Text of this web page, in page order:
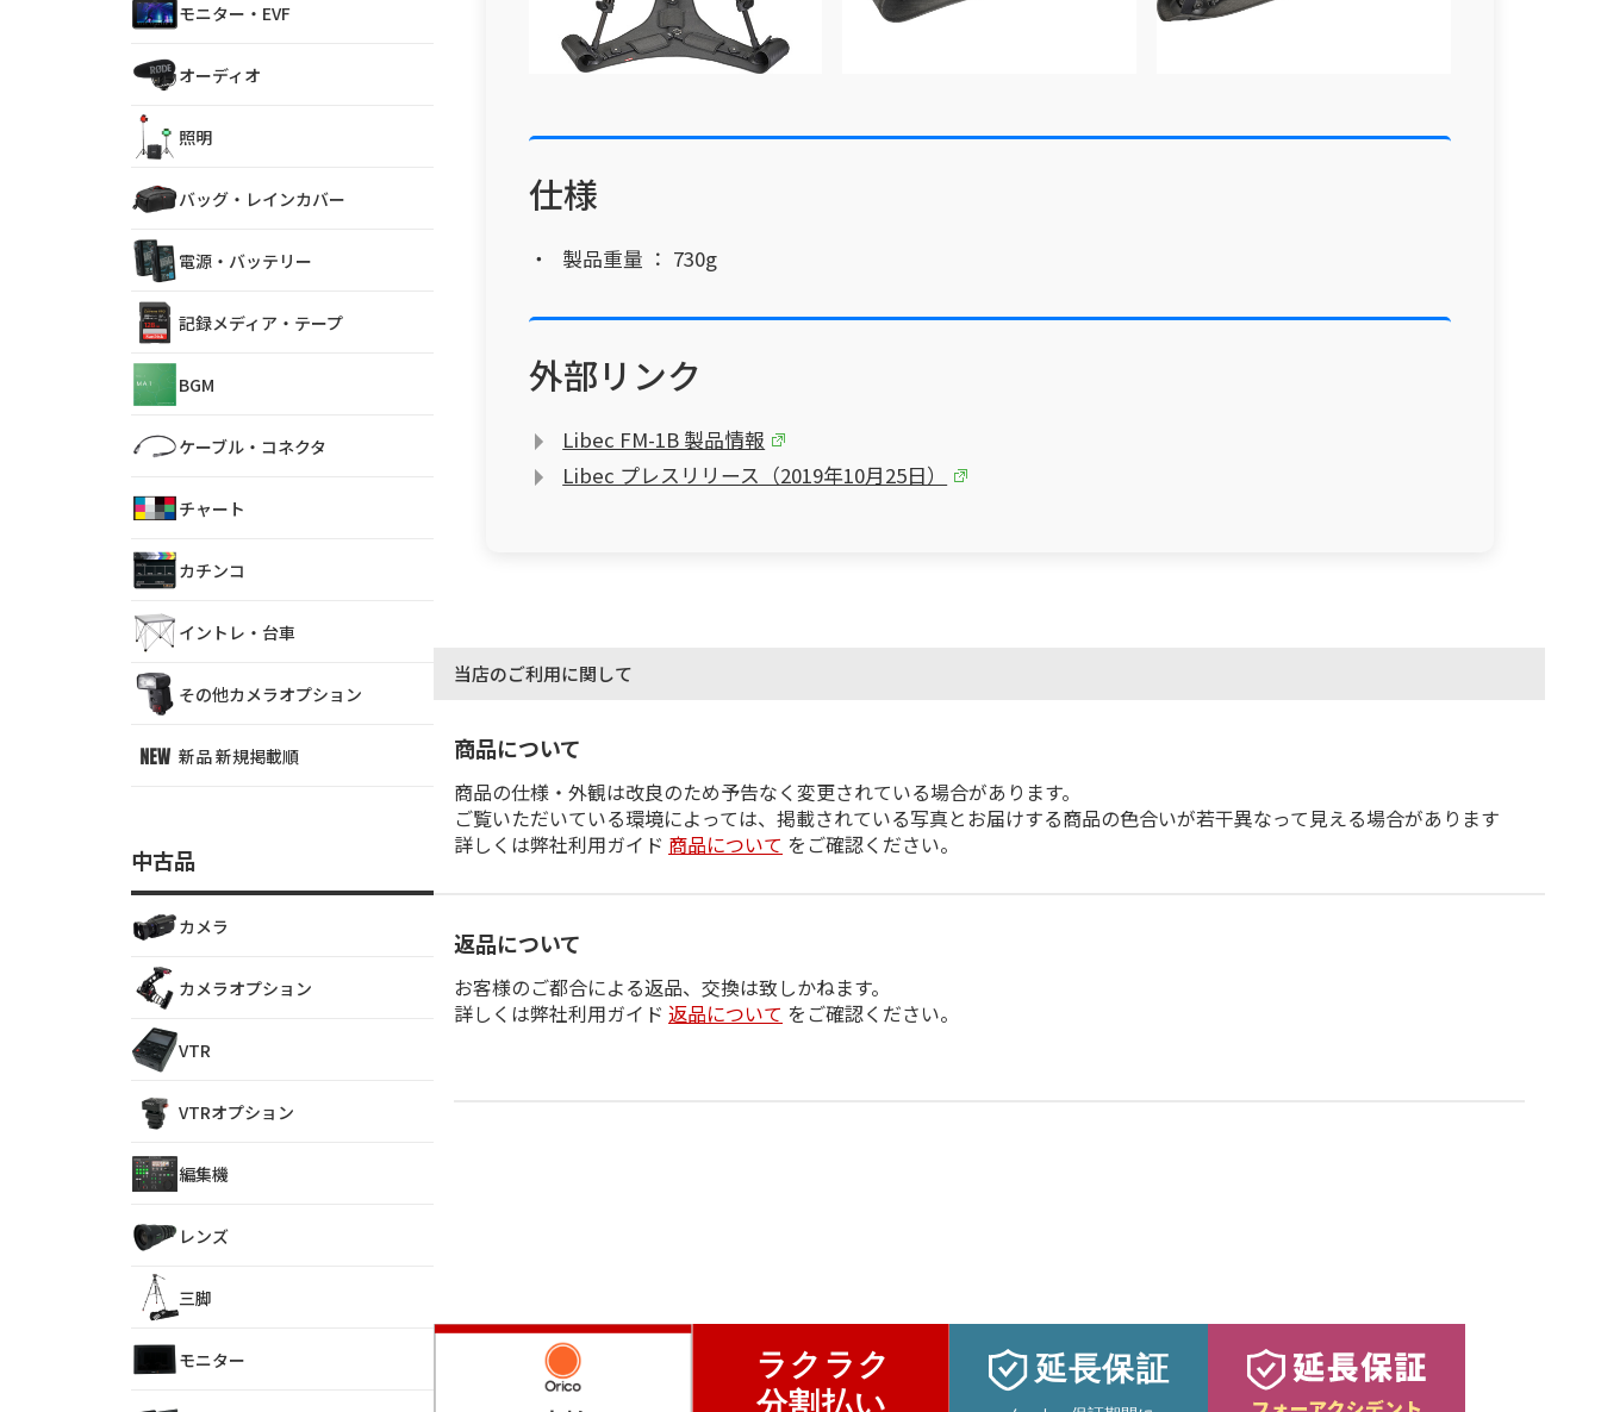
仕様
製品重量 ： 730g
外部リンク
Libec FM-1B 製品情報
Libec プレスリリース（2019年10月25日）
当店のご利用に関して
商品について
商品の仕様・外観は改良のため予告なく変更されている場合があります。
ご覧いただいている環境によっては、掲載されている写真とお届けする商品の色合いが若干異なって見える場合があります
詳しくは弊社利用ガイド 商品について をご確認ください。
返品について
お客様のご都合による返品、交換は致しかねます。
詳しくは弊社利用ガイド返品について をご確認ください。
モニター・EVF
オーディオ
照明
バッグ・レインカバー
電源・バッテリー
記録メディア・テープ
BGM
ケーブル・コネクタ
チャート
カチンコ
イントレ・台車
その他カメラオプション
新品 新規掲載順
中古品
カメラ
カメラオプション
VTR
VTRオプション
編集機
レンズ
三脚
モニター